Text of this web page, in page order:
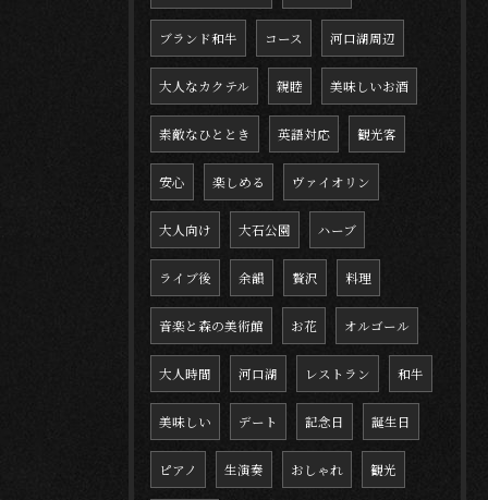
ブランド和牛 コース 河口湖周辺
大人なカクテル 親睦 美味しいお酒
素敵なひととき 英語対応 観光客
安心 楽しめる ヴァイオリン
大人向け 大石公園 ハーブ
ライブ後 余韻 贅沢 料理
音楽と森の美術館 お花 オルゴール
大人時間 河口湖 レストラン 和牛
美味しい デート 記念日 誕生日
ピアノ 生演奏 おしゃれ 観光